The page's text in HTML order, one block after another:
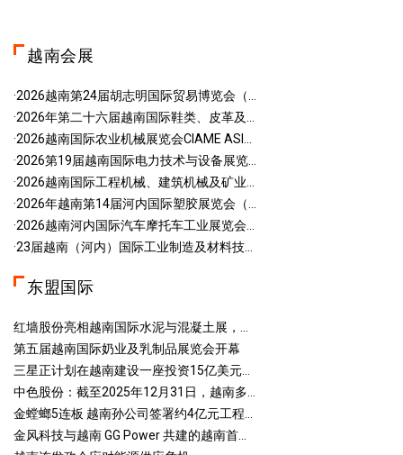
越南会展
·2026越南第24届胡志明国际贸易博览会（...
·2026年第二十六届越南国际鞋类、皮革及...
·2026越南国际农业机械展览会CIAME ASI...
·2026第19届越南国际电力技术与设备展览...
·2026越南国际工程机械、建筑机械及矿业...
·2026年越南第14届河内国际塑胶展览会（...
·2026越南河内国际汽车摩托车工业展览会...
·23届越南（河内）国际工业制造及材料技...
东盟国际
红墙股份亮相越南国际水泥与混凝土展，...
第五届越南国际奶业及乳制品展览会开幕
三星正计划在越南建设一座投资15亿美元...
中色股份：截至2025年12月31日，越南多...
金螳螂5连板 越南孙公司签署约4亿元工程...
金风科技与越南 GG Power 共建的越南首...